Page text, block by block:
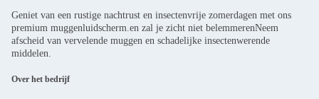
Geniet van een rustige nachtrust en insectenvrije zomerdagen met ons
premium muggenluidscherm.en zal je zicht niet belemmerenNeem
afscheid van vervelende muggen en schadelijke insectenwerende
middelen.
Over het bedrijf